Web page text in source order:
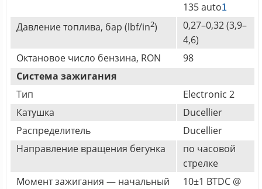
135 auto1
Давление топлива, бар (lbf/in2)
0,27–0,32 (3,9–
4,6)
Октановое число бензина, RON
98
Система зажигания
Тип
Electronic 2
Катушка
Ducellier
Распределитель
Ducellier
Направление вращения бегунка
по часовой
стрелке
Момент зажигания — начальный
10±1 BTDC @